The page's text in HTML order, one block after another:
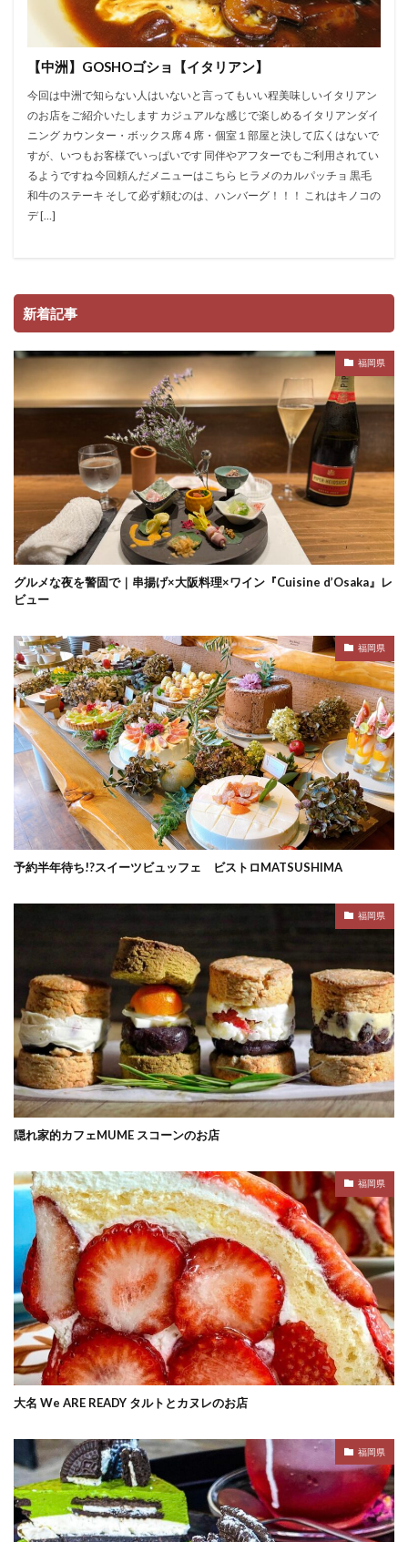
【中洲】GOSHOゴショ【イタリアン】
今回は中洲で知らない人はいないと言ってもいい程美味しいイタリアン
のお店をご紹介いたします カジュアルな感じで楽しめるイタリアンダイ
ニング カウンター・ボックス席４席・個室１部屋と決して広くはないで
すが、いつもお客様でいっぱいです 同伴やアフターでもご利用されてい
るようですね 今回頼んだメニューはこちら ヒラメのカルパッチョ 黒毛
和牛のステーキ そして必ず頼むのは、ハンバーグ！！！ これはキノコの
デ […]
新着記事
福岡県
グルメな夜を警固で｜串揚げ×大阪料理×ワイン『Cuisine d’Osaka』レ
ビュー
福岡県
予約半年待ち!?スイーツビュッフェ ビストロMATSUSHIMA
福岡県
隠れ家的カフェMUME スコーンのお店
福岡県
大名 We ARE READY タルトとカヌレのお店
福岡県